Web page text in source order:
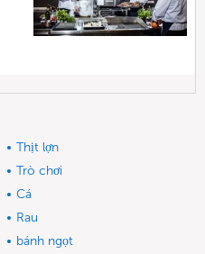
Thịt lợn
Trò chơi
Cá
Rau
bánh ngọt